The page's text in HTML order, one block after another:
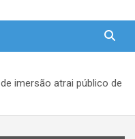
imersão atrai público de